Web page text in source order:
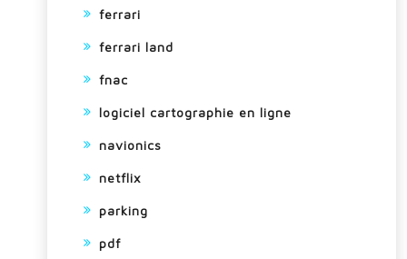
ferrari
ferrari land
fnac
logiciel cartographie en ligne
navionics
netflix
parking
pdf